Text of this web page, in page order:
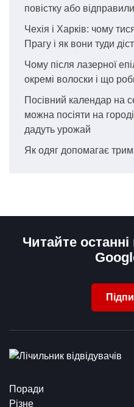
повістку або
Чехія і Харків: чому
Прагу і як вони туди
Чому після лазерної
окремі волоски і що
Посівний календар на
можна посіяти на
дадуть урожай
Як одяг допомагає
Читайте
Поради
Різне